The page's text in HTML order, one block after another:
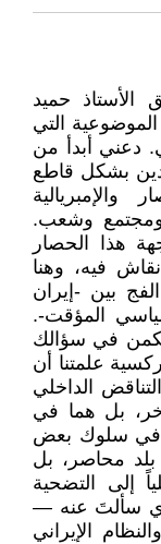
الأستاذ حميد
التي
دعني أبدأ من
بشكل قاطع
ومجتمع وشعب.
هذا الحصار
فيه، وهنا
بين -إيران
المؤقت-.
في سؤالك
علمتنا أن
الداخلي
بل هما في
في سلوك بعض
محاصر، بل
إلى التضحية
سألتَ عنه —
الإيراني